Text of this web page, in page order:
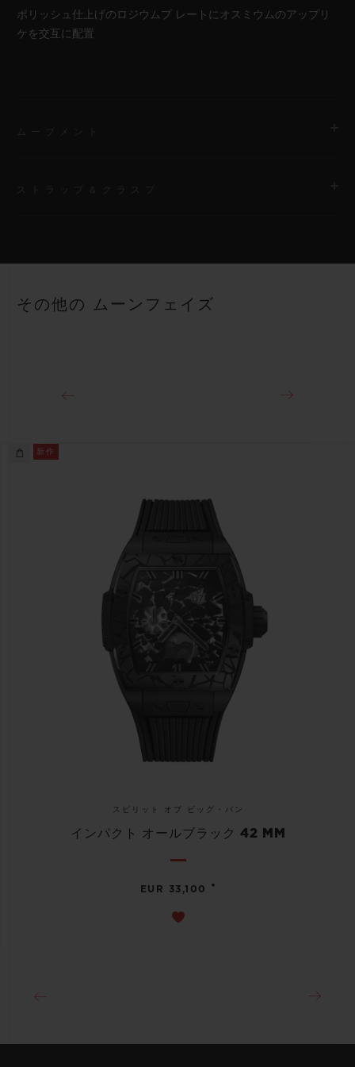
ポリッシュ仕上げのロジウムプ レートにオスミウムのアップリ
ケを交互に配置
約50時間
ストラップ
その他の ムーンフェイズ
新作
スピリット オブ ビッグ・バン
インパクト オールブラック 42 MM
EUR 33,100 •